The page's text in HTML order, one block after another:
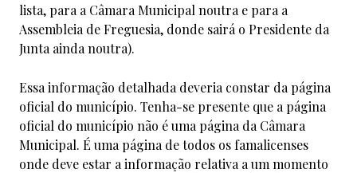
lista, para a Câmara Municipal noutra e para a
Assembleia de Freguesia, donde sairá o Presidente da
Junta ainda noutra).
Essa informação detalhada deveria constar da página
oficial do município. Tenha-se presente que a página
oficial do município não é uma página da Câmara
Municipal. É uma página de todos os famalicenses
onde deve estar a informação relativa a um momento